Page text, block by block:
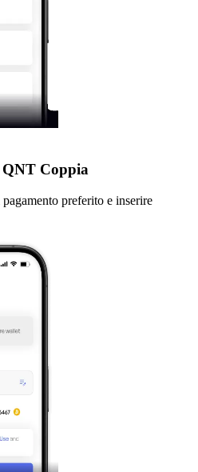
Coppia
preferito e inserire